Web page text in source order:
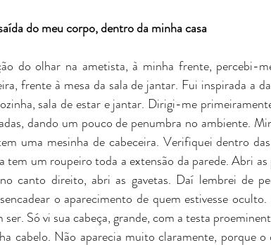
do meu corpo, dentro da minha casa
do olhar na ametista, à minha frente, percebi-
frente à mesa da sala de jantar. Fui inspirada a
sala de estar e jantar. Dirigi-me
dando um pouco de penumbra no ambiente.
uma mesinha de cabeceira. Verifiquei dentro
tem um roupeiro toda a extensão da parede. Abri
canto direito, abri as gavetas. Daí lembrei de
o aparecimento de quem estivesse
Só vi sua cabeça, grande, com a testa
cabelo. Não aparecia muito claramente, porque o